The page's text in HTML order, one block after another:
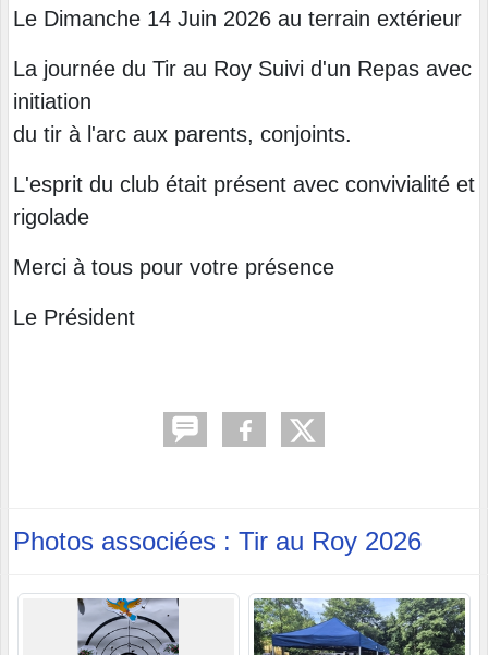
Le Dimanche 14 Juin 2026 au terrain extérieur
La journée du Tir au Roy Suivi d'un Repas avec
initiation
du tir à l'arc aux parents, conjoints.
L'esprit du club était présent avec convivialité et
rigolade
Merci à tous pour votre présence
Le Président
Photos associées : Tir au Roy 2026